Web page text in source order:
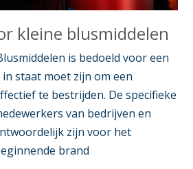
kleine blusmiddelen
is bedoeld voor een
staat moet zijn om een
te bestrijden. De specifieke
van bedrijven en
zijn voor het
brand